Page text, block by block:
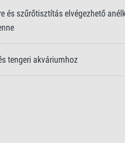
és szűrőtisztítás elvégezhető
tengeri akváriumhoz